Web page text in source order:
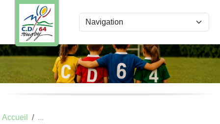
Accueil
Panneau de gestion des cookies